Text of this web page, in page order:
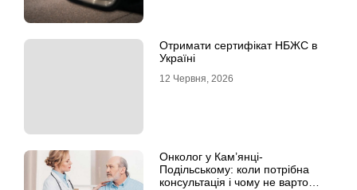
Отримати сертифікат НБЖС в
Україні
12 Червня, 2026
Онколог у Кам’янці-
Подільському: коли потрібна
консультація і чому не варто